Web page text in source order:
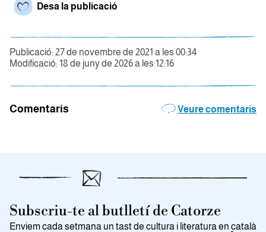
Desa la publicació
Publicació: 27 de novembre de 2021 a les 00:34
Modificació: 18 de juny de 2026 a les 12:16
Comentaris Veure comentaris
Subscriu-te al butlletí de Catorze
Enviem cada setmana un tast de cultura i literatura en català